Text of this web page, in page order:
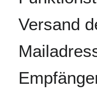
Versand